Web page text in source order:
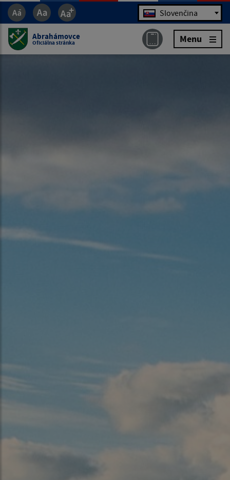
Jazyk Slovenčina
Abrahámovce
Oficiálna stránka Menu